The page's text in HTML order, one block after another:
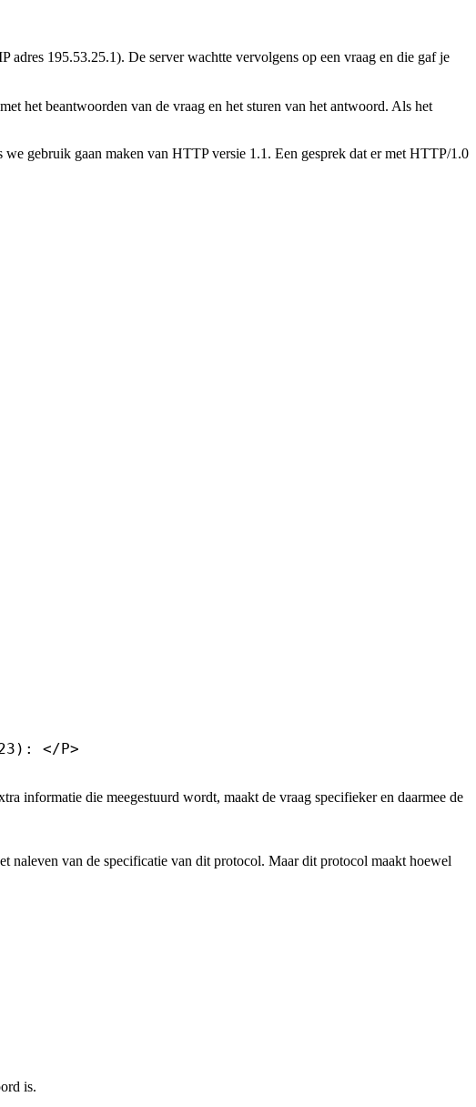
195.53.25.1). De server wachtte vervolgens op een vraag en die gaf je
het beantwoorden van de vraag en het sturen van het antwoord. Als het
gebruik gaan maken van HTTP versie 1.1. Een gesprek dat er met HTTP/1.0
</P>
informatie die meegestuurd wordt, maakt de vraag specifieker en daarmee de
naleven van de specificatie van dit protocol. Maar dit protocol maakt hoewel
is.